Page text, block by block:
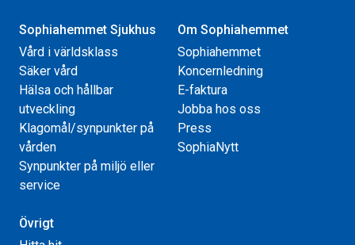
Sophiahemmet Sjukhus
Vård i världsklass
Säker vård
Hälsa och hållbar
utveckling
Klagomål/synpunkter på
vården
Synpunkter på miljö eller
service
Om Sophiahemmet
Sophiahemmet
Koncernledning
E-faktura
Jobba hos oss
Press
SophiaNytt
Övrigt